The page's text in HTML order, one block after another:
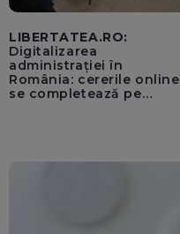
LIBERTATEA.RO:
Digitalizarea
administrației în
România: cererile online
se completează pe